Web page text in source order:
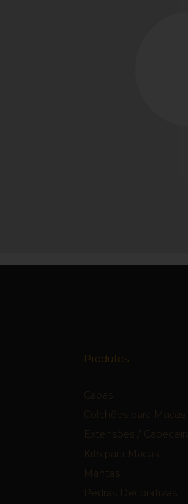
Produtos: